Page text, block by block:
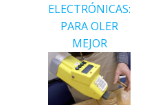
ELECTRÓNICAS:
PARA OLER
MEJOR